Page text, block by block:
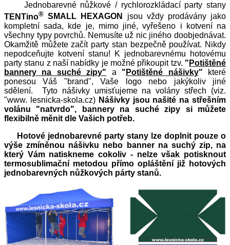
Jednobarevné nůžkové / rychlorozkládací party stany
TENTino® SMALL HEXAGON
jsou vždy prodávány jako
kompletní sada, kde je, mimo jiné, vyřešeno i kotvení na
všechny typy povrchů. Nemusíte už nic jiného doobjednávat.
Okamžitě můžete začít party stan bezpečně používat. Nikdy
nepodceňujte kotvení stanu! K jednobarevnému hotovému
party stanu z naší nabídky je možné přikoupit tzv. " Potištěné
bannery na suché zipy"
a " Potištěné nášivky" které
ponesou Váš "brand", Vaše logo nebo jakýkoliv jiné
sdělení. Tyto nášivky umisťujeme na volány střech (viz.
"www. lesnicka-skola.cz) Nášivky jsou našité na střešním
volánu "natvrdo", bannery na suché zipy si můžete
flexibilně měnit dle Vašich potřeb.
Hotové jednobarevné party stany lze doplnit pouze o
výše zmíněnou nášivku nebo banner na suchý zip, na
který Vám natiskneme cokoliv - nelze však potisknout
termosublimační metodou přímo opláštění již hotových
jednobarevných nůžkových párty stanů.